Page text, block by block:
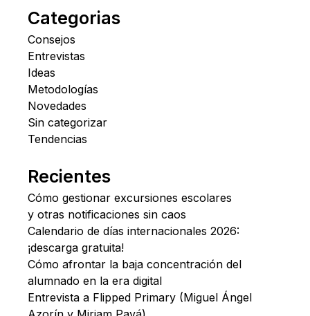
Categorias
Consejos
Entrevistas
Ideas
Metodologías
Novedades
Sin categorizar
Tendencias
Recientes
Cómo gestionar excursiones escolares
y otras notificaciones sin caos
Calendario de días internacionales 2026:
¡descarga gratuita!
Cómo afrontar la baja concentración del
alumnado en la era digital
Entrevista a Flipped Primary (Miguel Ángel